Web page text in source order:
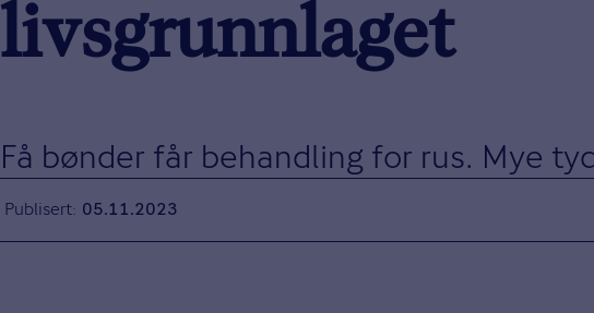
livsgrunnlaget
Få bønder får behandling for rus. Mye
Publisert 05.11.2023